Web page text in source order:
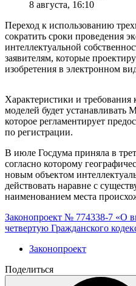
8 августа, 16:10
Переход к использованию
сократить сроки проведения
интеллектуальной
заявителям, которые
изобретения в электронном
Характеристики и
моделей будет устанавливать
которое регламентирует
по регистрации.
В июле Госдума приняла в
согласно которому
новым объектом
действовать наравне с
наименованием места
Законопроект № 774338-7 «О
четвертую Гражданского
Законопроект
Поделиться